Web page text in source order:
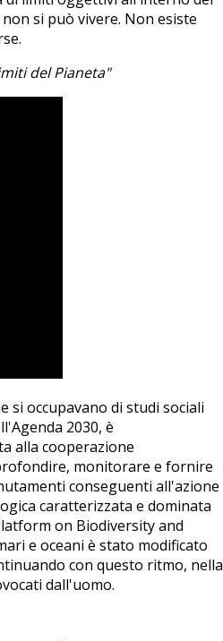
si può vivere. Non esiste
del Pianeta"
si occupavano di studi sociali
2030, è
alla cooperazione
monitorare e fornire
conseguenti all'azione
caratterizzata e dominata
on Biodiversity and
e oceani è stato modificato
con questo ritmo, nella
dall'uomo.